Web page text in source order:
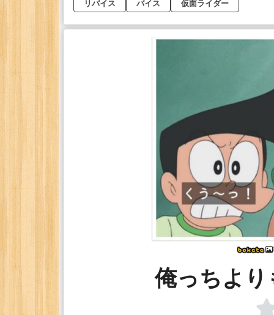
リバイス バイス 仮面ライダー
俺っちより